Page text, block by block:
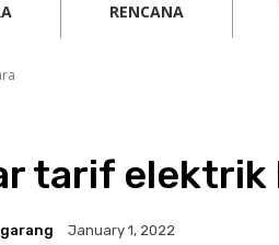
RENCANA
tarif elektrik
January 1, 2022